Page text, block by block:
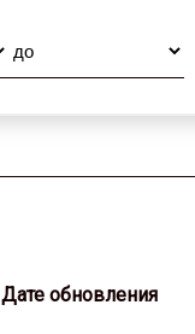
Дате обновления